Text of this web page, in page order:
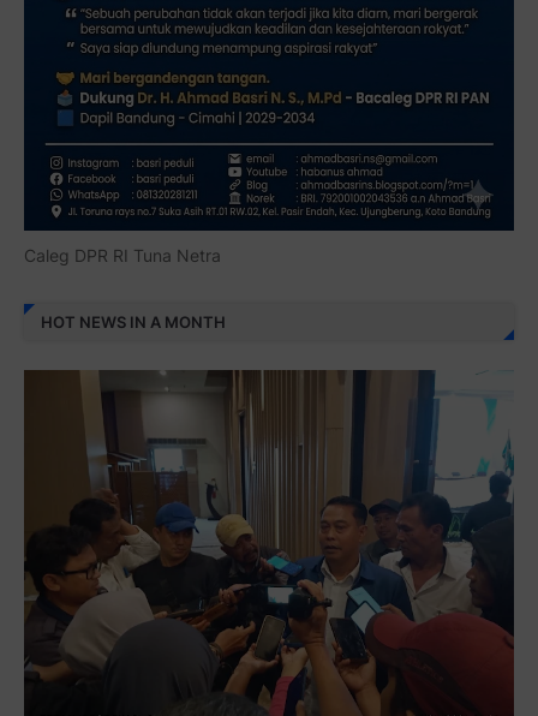
Caleg DPR RI Tuna Netra
HOT NEWS IN A MONTH